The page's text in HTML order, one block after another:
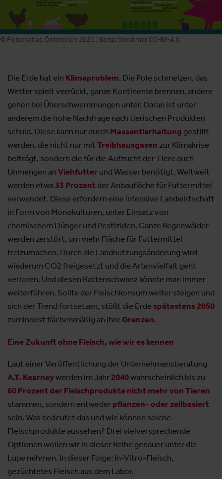
© Fleischatlas Österreich 2021 | Bartz/Stockmar CC-BY-4.0
Die Erde hat ein Klimaproblem. Die Pole schmelzen, das
Wetter spielt verrückt, ganze Kontinente brennen, andere
gehen bei Überschwemmungen unter. Daran ist unter
anderem die hohe Nachfrage nach tierischen Produkten
schuld. Diese kann nur durch Massentierhaltung gestillt
werden, die nicht nur mit Treibhausgasen zur Klimakrise
beiträgt, sondern die für die Aufzucht der Tiere auch
Unmengen an Viehfutter und Wasser benötigt. Weltweit
werden etwa33 Prozent der Anbaufläche für Futtermittel
verwendet. Diese erfordern eine intensive Landwirtschaft
in Form von Monokulturen, unter Einsatz von
chemischem Dünger und Pestiziden. Ganze Regenwälder
werden zerstört, um mehr Fläche für Futtermittel
freizumachen. Durch die Landnutzungsänderung wird
wiederum CO2 freigesetzt und die Artenvielfalt geht
verloren. Und diesen Rattenschwanz könnte man immer
weiterführen. Sollte der Fleischkonsum weiter steigen und
sich der Trend fortsetzen, stößt die Erde spätestens 2050
zumindest flächenmäßig an ihre Grenzen.
Eine Zukunft ohne Fleisch, wie wir es kennen
Laut einer Veröffentlichung der Unternehmensberatung
A.T. Kearneywerden im Jahr 2040wahrscheinlich bis zu
60 Prozent der Fleischprodukte nicht mehr von Tieren
stammen, sondern entweder pflanzen- oder zellbasiert
sein. Was bedeutet das und wie können solche
Fleischprodukte aussehen? Drei vielversprechende
Optionen wollen wir in dieser Reihe genauer unter die
Lupe nehmen. In dieser Folge: In-Vitro-Fleisch,
gezüchtetes Fleisch aus dem Labor.